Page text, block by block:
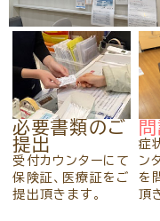
必要書類のご
提出
受付カウンターにて
保険証、医療証をご
提出頂きます。
症
ン
を
頂